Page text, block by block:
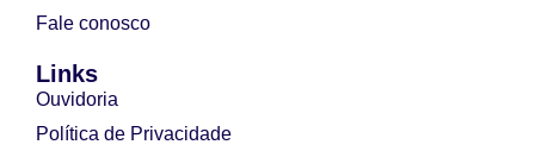
Fale conosco
Links
Ouvidoria
Política de Privacidade